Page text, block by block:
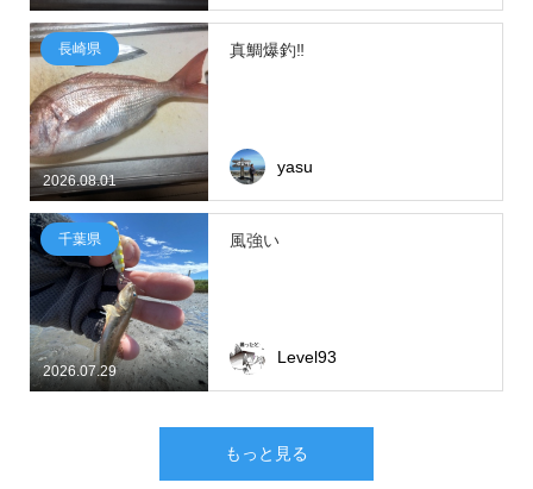
2026.08.01
長崎県 真鯛爆釣‼
yasu
2026.07.29
千葉県 風強い
Level93
もっと見る